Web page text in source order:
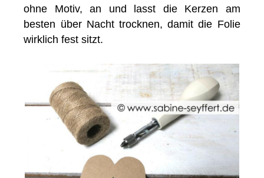
ohne Motiv, an und lasst die Kerzen am
besten über Nacht trocknen, damit die Folie
wirklich fest sitzt.